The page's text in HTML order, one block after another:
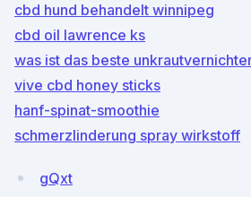
cbd hund behandelt winnipeg
cbd oil lawrence ks
was ist das beste
vive cbd honey sticks
hanf-spinat-smoothie
schmerzlinderung spray wirkstoff
gQxt